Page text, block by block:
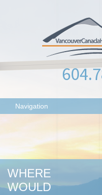
WHERE
WOULD